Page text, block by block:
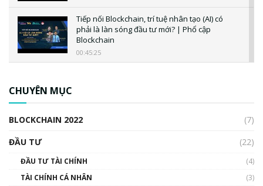
Tiếp nối Blockchain, trí tuệ nhân tạo (AI) có
phải là làn sóng đầu tư mới? | Phổ cập
Blockchain
00:45:25
00:02:14
Nhìn lại năm 2022: Những sự kiện ảnh hưởng
CHUYÊN MỤC
BLOCKCHAIN 2022
(7)
ĐẦU TƯ
(22)
ĐẦU TƯ TÀI CHÍNH
(4)
TÀI CHÍNH CÁ NHÂN
(3)